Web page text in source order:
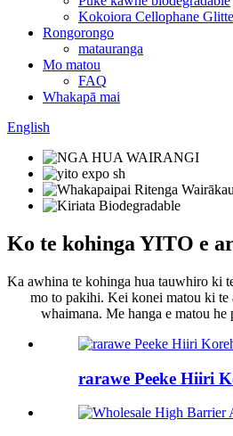
Kokoiora Cellophane
Rongorongo
matauranga
Mo matou
FAQ
Whakapā mai
English
Ko te kohinga YITO e
Ka awhina te kohinga hua tauwhiro ki
mo to pakihi. Kei konei matou ki te
whaimana. Me hanga e matou
rarawe Peeke Hiiri